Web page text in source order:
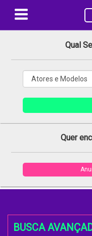
Qual
Quer
BUSCA